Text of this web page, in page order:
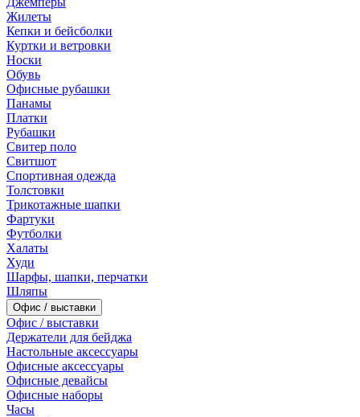
Жилеты
Кепки и бейсболки
Куртки и ветровки
Носки
Обувь
Офисные рубашки
Панамы
Платки
Рубашки
Свитер поло
Свитшот
Спортивная одежда
Толстовки
Трикотажные шапки
Фартуки
Футболки
Халаты
Худи
Шарфы, шапки, перчатки
Шляпы
Офис / выставки
Офис / выставки
Держатели для бейджа
Настольные аксессуары
Офисные аксессуары
Офисные девайсы
Офисные наборы
Часы